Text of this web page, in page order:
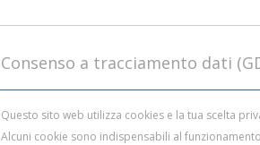
Consenso a tracciamento dati
Questo sito web utilizza cookies e la tua scelta
Alcuni cookie sono indispensabili al